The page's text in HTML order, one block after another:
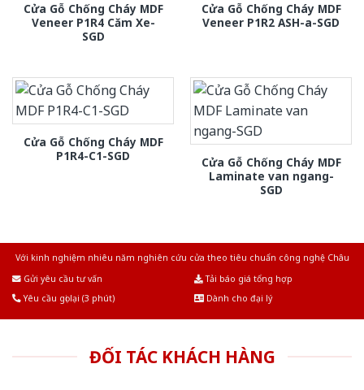
Cửa Gỗ Chống Cháy MDF
Veneer P1R4 Căm Xe-
SGD
Cửa Gỗ Chống Cháy MDF
Veneer P1R2 ASH-a-SGD
Cửa Gỗ Chống Cháy MDF
P1R4-C1-SGD
Cửa Gỗ Chống Cháy MDF
Laminate van ngang-
SGD
Với kinh nghiệm nhiêu năm nghiên cứu cửa theo tiêu chuẩn công nghệ Châu
Gửi yêu cầu tư vấn
Tải báo giá tổng hợp
Yêu cầu gọi lại (3 phút)
Dành cho đại lý
ĐỐI TÁC KHÁCH HÀNG